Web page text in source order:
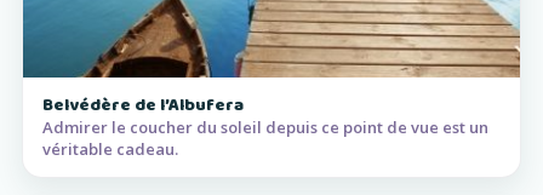
Belvédère de l’Albufera
Admirer le coucher du soleil depuis ce point de vue est un
véritable cadeau.